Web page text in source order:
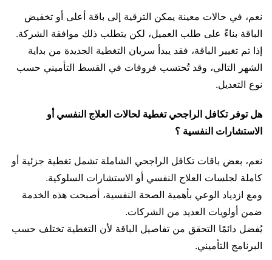
نعم، في حالات معينة يمكن الترقية إلى باقة أعلى أو تخفيض
الباقة بناءً على طلب العميل، لكن يتطلب ذلك موافقة الشركة.
إذا تم تغيير الباقة، فقد يبدأ سريان التغطية الجديدة من بداية
الشهر التالي، وقد تُحتسب فروقات في القسط التأميني حسب
نوع التعديل.
هل توفر تكافل الراجحي تغطية لحالات العلاج النفسي أو
الاستشارات النفسية ؟
نعم، بعض باقات تكافل الراجحي الشاملة تشمل تغطية جزئية أو
كاملة لجلسات العلاج النفسي أو الاستشارات السلوكية.
ومع ازدياد الوعي بأهمية الصحة النفسية، أصبحت هذه الخدمة
ضمن أولويات العديد من الشركات.
يُفضل دائمًا التحقق من تفاصيل الباقة لأن التغطية تختلف حسب
البرنامج التأميني.